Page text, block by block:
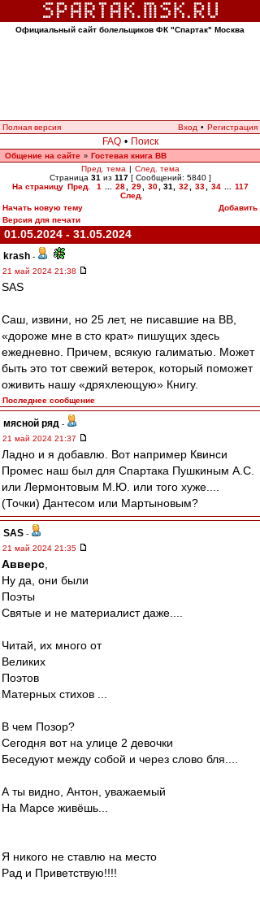
Официальный сайт болельщиков ФК "Спартак" Москва
Полная версия Вход • Регистрация
FAQ • Поиск
Общение на сайте » Гостевая книга ВВ
Пред. тема | След. тема
Страница 31 из 117[ Сообщений: 5840 ]
На страницу Пред. 1 28 29 30 31 32 33 34
117
След.
Начать новую тему
Добавить
Версия для печати
01.05.2024 - 31.05.2024
krash -
21 май 2024 21:38
SAS
Саш, извини, но 25 лет, не писавшие на ВВ,
«дороже мне в сто крат» пишущих здесь
ежедневно. Причем, всякую галиматью. Может
быть это тот свежий ветерок, который поможет
оживить нашу «дряхлеющую» Книгу.
Последнее сообщение
мясной ряд -
21 май 2024 21:37
Ладно и я добавлю. Вот например Квинси
Промес наш был для Спартака Пушкиным А.С.
или Лермонтовым М.Ю. или того хуже....
(Точки) Дантесом или Мартыновым?
SAS -
21 май 2024 21:35
Авверс
Ну да, они были
Поэты
Святые и не материалист даже....
Читай, их много от
Великих
Поэтов
Матерных стихов ...
В чем Позор?
Сегодня вот на улице 2 девочки
Беседуют между собой и через слово бля....
А ты видно, Антон, уважаемый
На Марсе живёшь...
Я никого не ставлю на место
Рад и Приветствую!!!!